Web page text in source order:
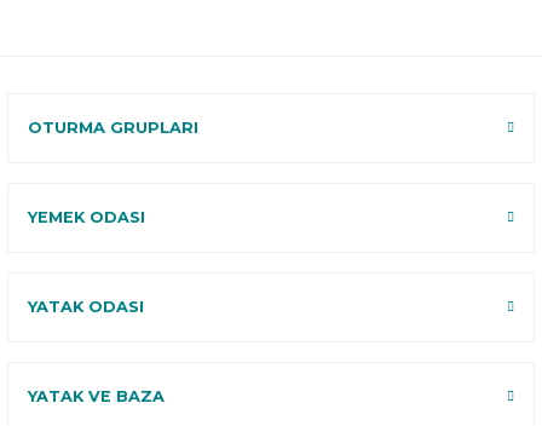
OTURMA GRUPLARI
YEMEK ODASI
YATAK ODASI
YATAK VE BAZA